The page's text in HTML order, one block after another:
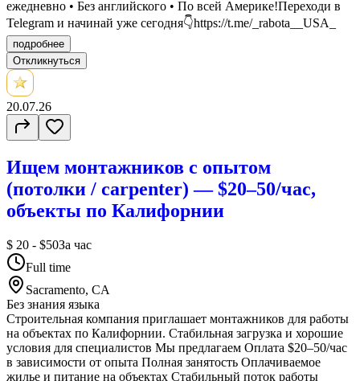
ежедневно • Без английского • По всей Америке!Переходи в
Telegram и начинай уже сегодня👇https://t.me/_rabota__USA_
подробнее
Откликнуться
20.07.26
Ищем монтажников с опытом
(потолки / carpenter) — $20–50/час,
объекты по Калифорнии
$ 20 - $50За час
Full time
Sacramento, CA
Без знания языка
Строительная компания приглашает монтажников для работы
на объектах по Калифорнии. Стабильная загрузка и хорошие
условия для специалистов Мы предлагаем Оплата $20–50/час
в зависимости от опыта Полная занятость Оплачиваемое
жилье и питание на объектах Стабильный поток работы